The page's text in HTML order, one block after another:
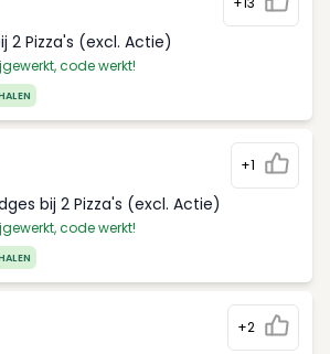
2 Pizza's (excl. Actie)
code werkt!
+1
bij 2 Pizza's (excl. Actie)
code werkt!
+2